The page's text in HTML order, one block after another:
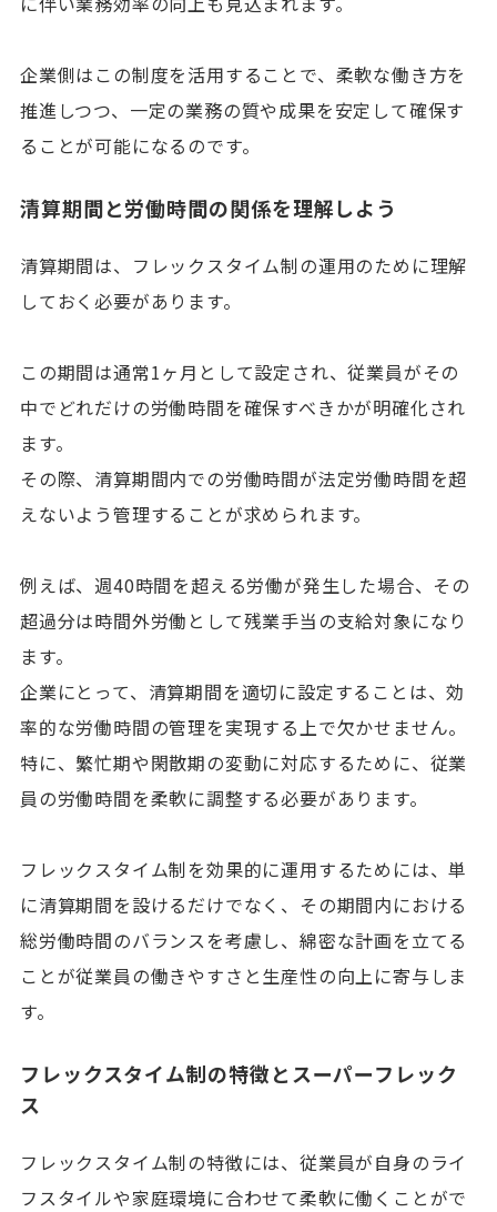
企業側はこの制度を活用することで、柔軟な働き方を
推進しつつ、一定の業務の質や成果を安定して確保す
ることが可能になるのです。
清算期間と労働時間の関係を理解しよう
清算期間は、フレックスタイム制の運用のために理解
しておく必要があります。
この期間は通常1ヶ月として設定され、従業員がその
中でどれだけの労働時間を確保すべきかが明確化され
ます。
その際、清算期間内での労働時間が法定労働時間を超
えないよう管理することが求められます。
例えば、週40時間を超える労働が発生した場合、その
超過分は時間外労働として残業手当の支給対象になり
ます。
企業にとって、清算期間を適切に設定することは、効
率的な労働時間の管理を実現する上で欠かせません。
特に、繁忙期や閑散期の変動に対応するために、従業
員の労働時間を柔軟に調整する必要があります。
フレックスタイム制を効果的に運用するためには、単
に清算期間を設けるだけでなく、その期間内における
総労働時間のバランスを考慮し、綿密な計画を立てる
ことが従業員の働きやすさと生産性の向上に寄与しま
す。
フレックスタイム制の特徴とスーパーフレック
ス
フレックスタイム制の特徴には、従業員が自身のライ
フスタイルや家庭環境に合わせて柔軟に働くことがで